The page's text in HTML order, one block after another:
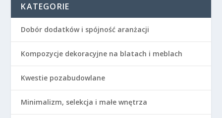
KATEGORIE
Dobór dodatków i spójność aranżacji
Kompozycje dekoracyjne na blatach i meblach
Kwestie pozabudowlane
Minimalizm, selekcja i małe wnętrza